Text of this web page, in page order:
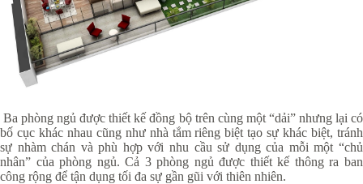
Ba phòng ngủ được thiết kế đồng bộ trên cùng một “dải” nhưng lại có
bố cục khác nhau cũng như nhà tắm riêng biệt tạo sự khác biệt, tránh
sự nhàm chán và phù hợp với nhu cầu sử dụng của mỗi một “chủ
nhân” của phòng ngủ. Cả 3 phòng ngủ được thiết kế thông ra ban
công rộng để tận dụng tối đa sự gần gũi với thiên nhiên.